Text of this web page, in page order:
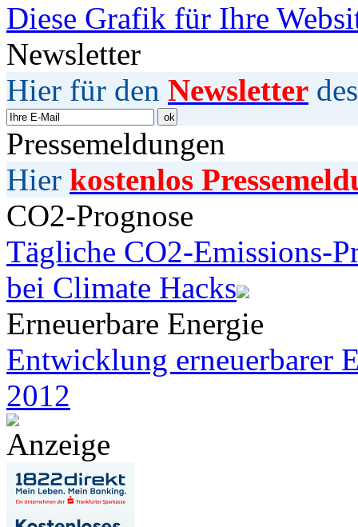
Diese Grafik für Ihre
Newsletter
Hier für den Newsletter
Pressemeldungen
Hier kostenlos
CO2-Prognose
Tägliche CO2-Emissions-
bei Climate Hacks
Erneuerbare Energie
Entwicklung erneuerbarer
2012
Anzeige